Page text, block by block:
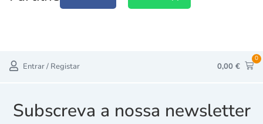
Entrar / Registar 0,00 €
0
Subscreva a nossa newsletter